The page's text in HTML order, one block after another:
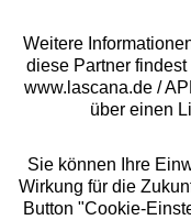
Weitere
diese Partner
www.lascana.de /
über einen
Sie können Ihre
Wirkung für die
Button "Cookie-